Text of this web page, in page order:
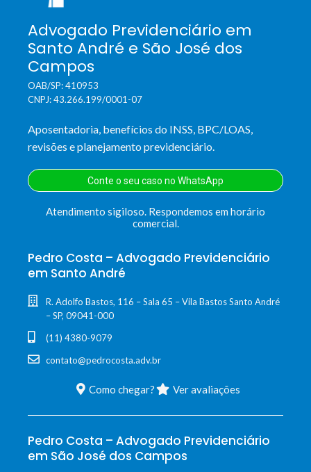
Advogado Previdenciário em
Santo André e São José dos
Campos
OAB/SP: 410953
CNPJ: 43.266.199/0001-07
Aposentadoria, benefícios do INSS, BPC/LOAS,
revisões e planejamento previdenciário.
Conte o seu caso no WhatsApp
Atendimento sigiloso. Respondemos em horário
comercial.
Pedro Costa – Advogado Previdenciário
em Santo André
R. Adolfo Bastos, 116 – Sala 65 – Vila Bastos Santo André
– SP, 09041-000
(11) 4380-9079
contato@pedrocosta.adv.br
Como chegar? Ver avaliações
Pedro Costa – Advogado Previdenciário
em São José dos Campos